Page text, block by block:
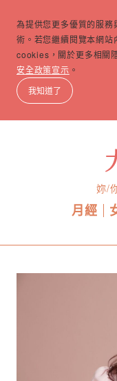
為提供您更多優質的服
術。若您繼續閱覽本網站
cookies，關於更多相關
安全政策宣示 。
我知道了
妳/
月經